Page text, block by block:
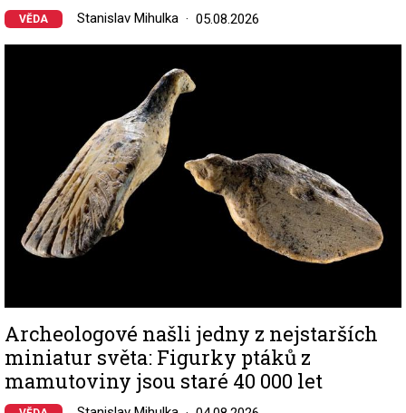
VĚDA Stanislav Mihulka 05.08.2026
Archeologové našli jedny z nejstarších
miniatur světa: Figurky ptáků z
mamutoviny jsou staré 40 000 let